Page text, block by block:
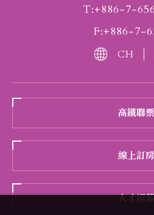
T:+886-7-
F:+886-7-
CH
高鐵聯票
線上訂房
人才招募